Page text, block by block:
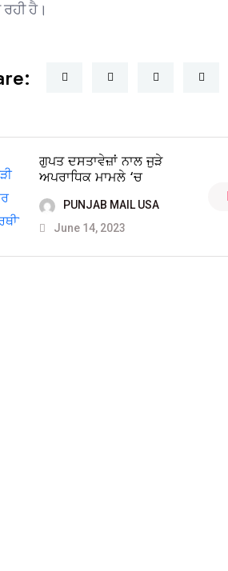
ਹੈ।
ਗੁਪਤ ਦਸਤਾਵੇਜ਼ਾਂ ਨਾਲ ਜੁੜੇ
ਅਪਰਾਧਿਕ ਮਾਮਲੇ ‘ਚ
PUNJAB MAIL USA
June 14, 2023